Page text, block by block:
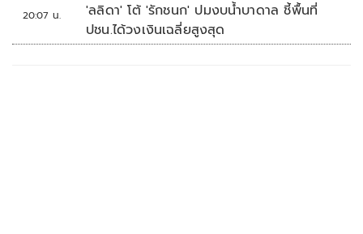
20:07 น.
'ลลิดา' โต้ 'รักชนก' ปมงบน้ำบาดาล ชี้พื้นที่
ปชน.ได้วงเงินเฉลี่ยสูงสุด